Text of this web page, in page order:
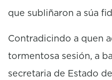
que subliñaron a súa
Contradicindo a quen
tormentosa sesión, a
secretaria de Estado